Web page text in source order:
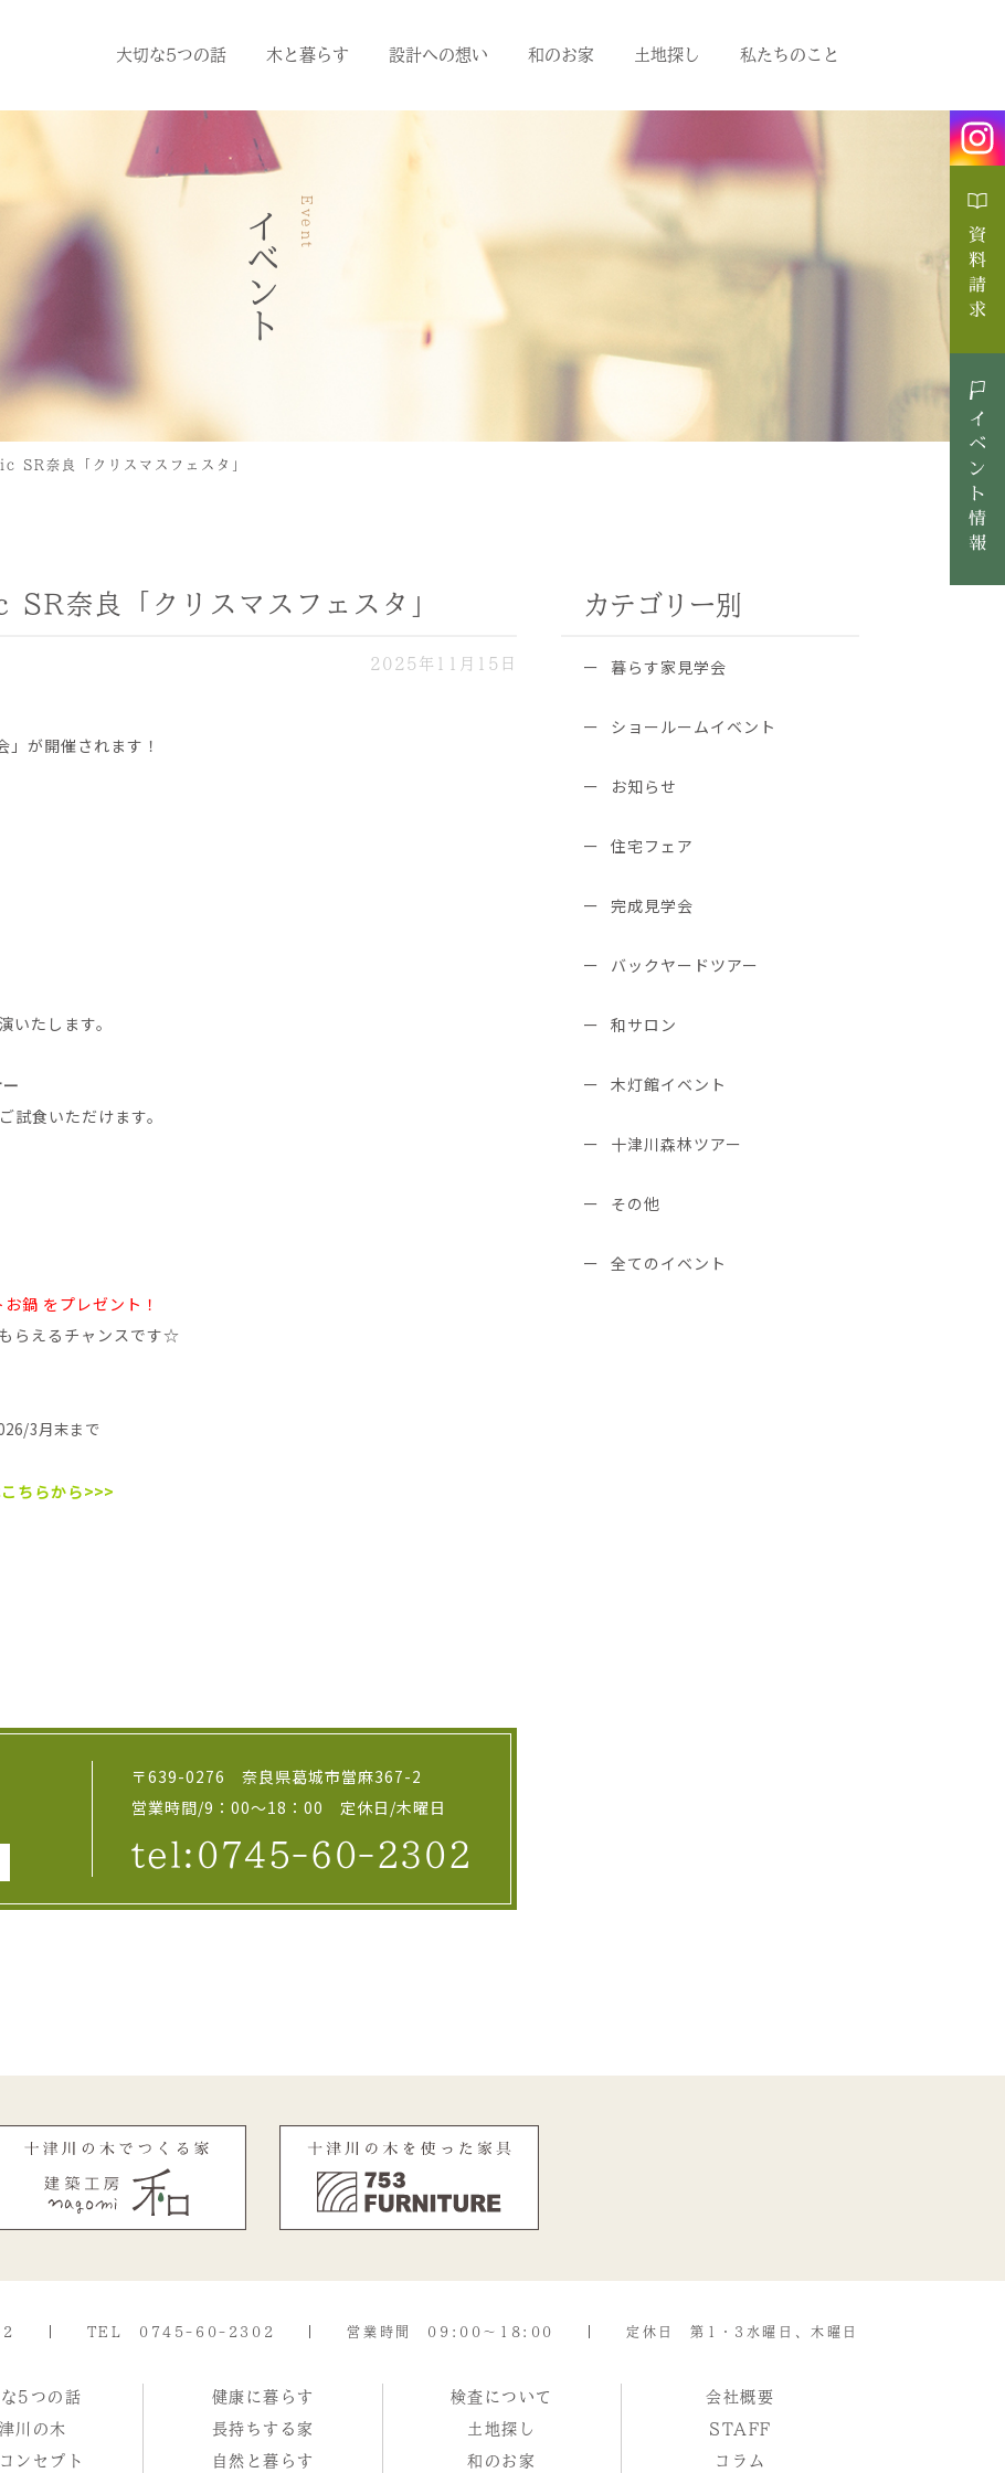
大切な5つの話 木と暮らす 設計への想い 和のお家 土地探し 私たちのこと
Event
イベント
SR奈良「クリスマスフェスタ」
奈良「クリスマスフェスタ」
2025年11月15日
が開催されます！
たします。
食いただけます。
鍋 をプレゼント！
らえるチャンスです☆
3月末まで
ちらから>>>
〒639-0276 奈良県葛城市當麻367-2
営業時間/9：00～18：00 定休日/木曜日
tel:0745-60-2302
カテゴリー別
暮らす家見学会
ショールームイベント
お知らせ
住宅フェア
完成見学会
バックヤードツアー
和サロン
木灯館イベント
十津川森林ツアー
その他
全てのイベント
TEL 0745-60-2302 営業時間 09:00～18:00 定休日 第1・3水曜日、木曜日
5つの話
川の木
ンセプト
健康に暮らす
長持ちする家
自然と暮らす
検査について
土地探し
和のお家
会社概要
STAFF
コラム